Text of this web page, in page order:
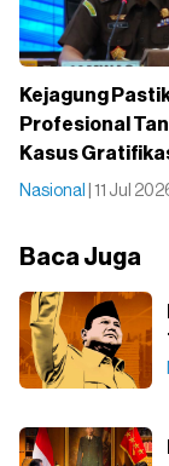
Kejagung
Profesional
Kasus
Nasional | 11 Jul
Baca Juga